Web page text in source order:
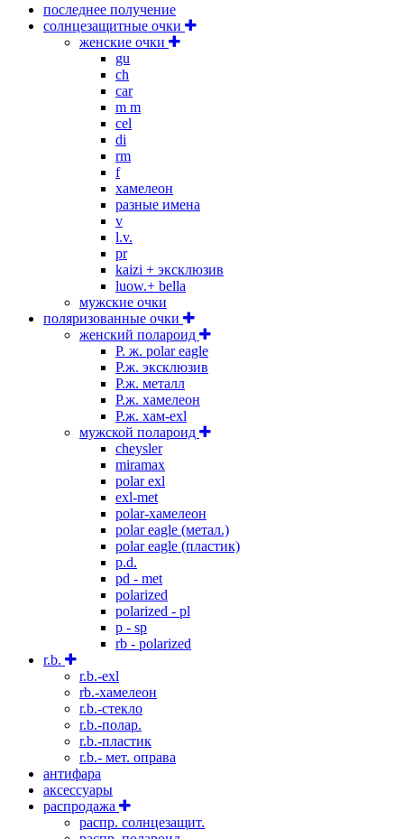
последнее получение
солнцезащитные очки
женские очки
gu
ch
car
m m
cel
di
rm
f
хамелеон
разные имена
v
l.v.
pr
kaizi + эксклюзив
luow.+ bella
мужские очки
поляризованные очки
женский полароид
P. ж. polar eagle
P.ж. эксклюзив
Р.ж. металл
P.ж. хамелеон
Р.ж. хам-exl
мужской полароид
cheysler
miramax
polar exl
exl-met
polar-хамелеон
polar eagle (метал.)
polar eagle (пластик)
p.d.
pd - met
polarized
polarized - pl
p - sp
rb - polarized
r.b.
r.b.-exl
rb.-хамелеон
r.b.-стекло
r.b.-полар.
r.b.-пластик
r.b.- мет. оправа
антифара
аксессуары
распродажа
распр. солнцезащит.